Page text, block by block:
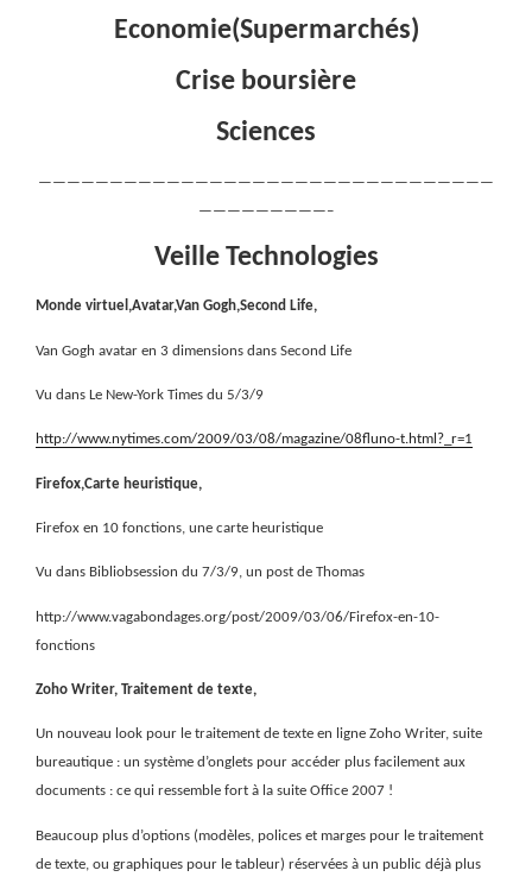
Economie(Supermarchés)
Crise boursière
Sciences
————————————————————————————————
—————————–
Veille Technologies
Monde virtuel,Avatar,Van Gogh,Second Life,
Van Gogh avatar en 3 dimensions dans Second Life
Vu dans Le New-York Times du 5/3/9
http://www.nytimes.com/2009/03/08/magazine/08fluno-t.html?_r=1
Firefox,Carte heuristique,
Firefox en 10 fonctions, une carte heuristique
Vu dans Bibliobsession du 7/3/9, un post de Thomas
http://www.vagabondages.org/post/2009/03/06/Firefox-en-10-
fonctions
Zoho Writer, Traitement de texte,
Un nouveau look pour le traitement de texte en ligne Zoho Writer, suite
bureautique : un système d’onglets pour accéder plus facilement aux
documents : ce qui ressemble fort à la suite Office 2007 !
Beaucoup plus d’options (modèles, polices et marges pour le traitement
de texte, ou graphiques pour le tableur) réservées à un public déjà plus